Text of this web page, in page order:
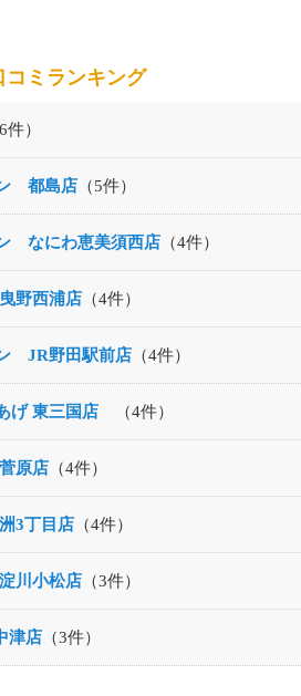
コミランキング
件）
都島店 （5件）
なにわ恵美須西店 （4件）
野西浦店 （4件）
JR野田駅前店 （4件）
げ 東三国店 （4件）
原店 （4件）
3丁目店 （4件）
川小松店 （3件）
津店 （3件）